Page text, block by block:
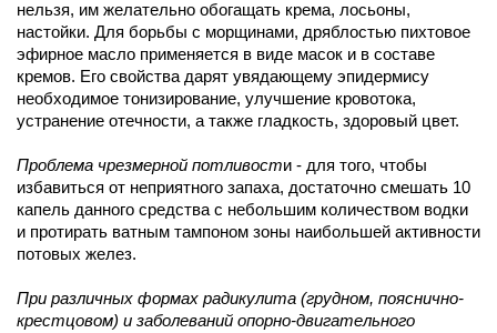
нельзя, им желательно обогащать крема, лосьоны,
настойки. Для борьбы с морщинами, дряблостью пихтовое
эфирное масло применяется в виде масок и в составе
кремов. Его свойства дарят увядающему эпидермису
необходимое тонизирование, улучшение кровотока,
устранение отечности, а также гладкость, здоровый цвет.
Проблема чрезмерной потливости - для того, чтобы
избавиться от неприятного запаха, достаточно смешать 10
капель данного средства с небольшим количеством водки
и протирать ватным тампоном зоны наибольшей активности
потовых желез.
При различных формах радикулита (грудном, пояснично-
крестцовом) и заболеваний опорно-двигательного